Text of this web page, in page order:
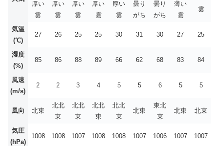
厚い
雲
厚い
雲
厚い
雲
厚い
雲
厚い
雲
曇り
がち
曇り
がち
薄い
雲
雲
気温
(℃)
27 26 25 25 30 31 30 27 25
湿度
(%)
85 86 88 89 66 62 68 83 84
風速
(m/s)
2 2 3 4 5 5 6 5 5
風向 北東
北北
東
北北
東
北北
東
北北
東
北東
東北
東
北東 北東
気圧
(hPa)
1008 1008 1007 1008 1008 1007 1006 1007 1007